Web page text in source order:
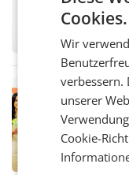
Cookies.
Wir
verbessern.
unserer
Cookie-